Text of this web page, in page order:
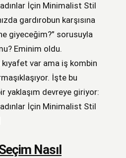
İçin Minimalist Stil
gardırobun karşısına
giyeceğim?” sorusuyla
Eminim oldu.
kıyafet var ama iş kombin
İşte bu
yaklaşım devreye giriyor:
İçin Minimalist Stil
Nasıl